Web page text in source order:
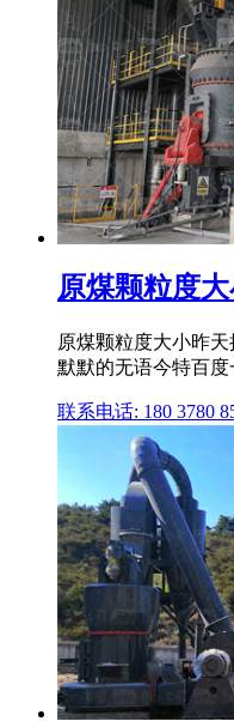
原煤颗粒度
原煤颗粒度大小昨
默默的无语今特百
联系电话: 180 3780